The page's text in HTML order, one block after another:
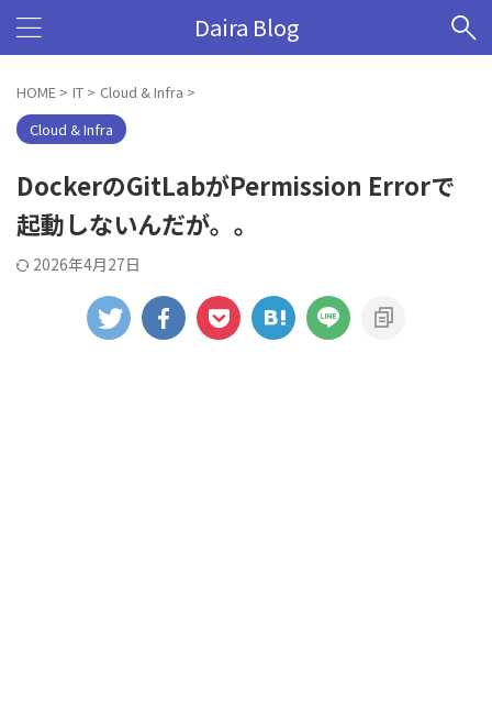
Daira Blog
HOME > IT > Cloud & Infra >
Cloud & Infra
DockerのGitLabがPermission Errorで
起動しないんだが。。
2026年4月27日